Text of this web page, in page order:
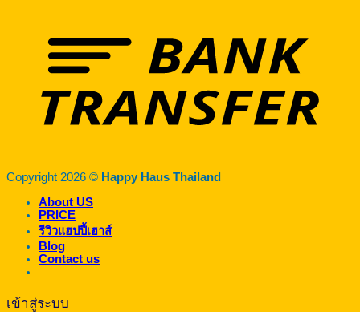
Copyright 2026 © Happy Haus Thailand
About US
PRICE
รีวิวแฮปปี้เฮาส์
Blog
Contact us
เข้าสู่ระบบ